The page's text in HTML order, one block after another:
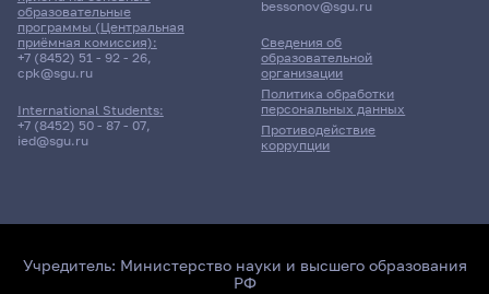
образовательные
программы (Центральная
приёмная комиссия):
+7 (8452) 51 - 92 - 26,
cpk@sgu.ru
International Students:
+7 (8452) 50 - 87 - 07,
ied@sgu.ru
Сведения об
образовательной
организации
Политика обработки
персональных данных
Противодействие
коррупции
bessonov@sgu.ru
Учредитель: Министерство науки и высшего образования
РФ